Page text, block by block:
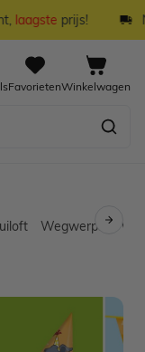
prijs!
FavorietenWinkelwagen
Wegwerpservies